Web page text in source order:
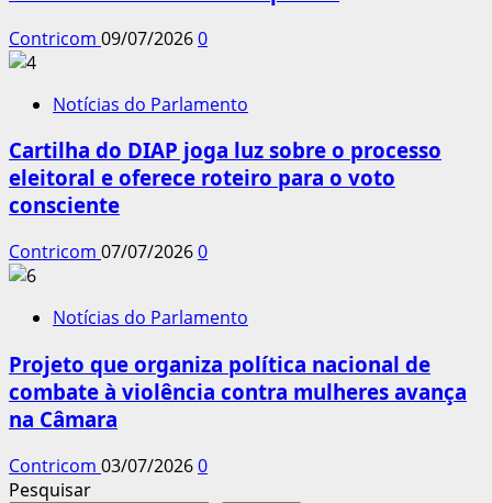
Contricom 09/07/20260
Notícias do Parlamento
Cartilha do DIAP joga luz sobre o processo
eleitoral e oferece roteiro para o voto
consciente
Contricom 07/07/20260
Notícias do Parlamento
Projeto que organiza política nacional de
combate à violência contra mulheres avança
na Câmara
Contricom 03/07/20260
Pesquisar